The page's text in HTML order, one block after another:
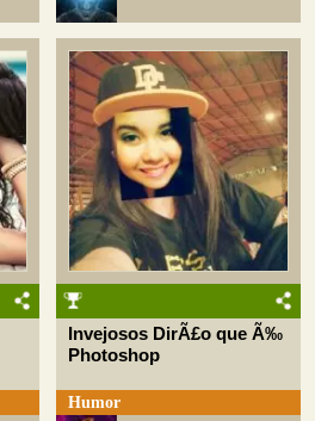
Invejosos DirÃ£o que Ã‰
Photoshop
Humor